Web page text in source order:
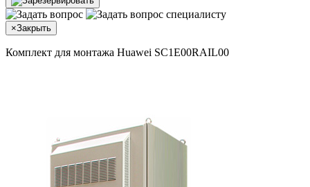
×Закрыть
Комплект для монтажа Huawei SC1E00RAIL00